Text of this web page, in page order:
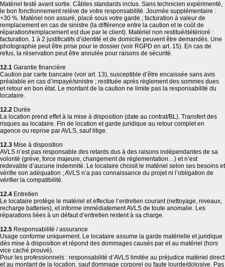
Matériel testé avant sortie. Câbles standards inclus. Sans technicien expérimenté,
le bon fonctionnement relève de votre responsabilité. Journée supplémentaire :
+30 %. Matériel non assuré, placé sous votre garde ; facturation à valeur de
remplacement en cas de sinistre (la différence entre la caution et le coût de
réparation/remplacement est due par le client). Matériel non restitué/détérioré :
facturation. 1 à 2 justificatifs d’identité et de domicile peuvent être demandés. Une
photographie peut être prise pour le dossier (voir RGPD en art. 15). En cas de
refus, la réservation peut être annulée pour raisons de sécurité.
12.1 Garantie financière
Caution par carte bancaire (voir art. 13), susceptible d’être encaissée sans avis
préalable en cas d’impayé/sinistre ; restituée après règlement des sommes dues
et retour en bon état. Le montant de la caution ne limite pas la responsabilité du
locataire.
12.2 Durée
La location prend effet à la mise à disposition (date au contrat/BL). Transfert des
risques au locataire. Fin de location et garde juridique au retour complet en
agence ou reprise par AVLS, sauf litige.
12.3 Mise à disposition
AVLS n’est pas responsable des retards dus à des raisons indépendantes de sa
volonté (grève, force majeure, changement de réglementation…) et n’est
redevable d’aucune indemnité. Le locataire choisit le matériel selon ses besoins et
vérifie son adéquation ; AVLS n’a pas connaissance du projet ni l’obligation de
vérifier la compatibilité.
12.4 Entretien
Le locataire protège le matériel et effectue l’entretien courant (nettoyage, niveaux,
recharge batteries), et informe immédiatement AVLS de toute anomalie. Les
réparations liées à un défaut d’entretien restent à sa charge.
12.5 Responsabilité / assurance
Usage conforme uniquement. Le locataire assume la garde matérielle et juridique
dès mise à disposition et répond des dommages causés par et au matériel (hors
vice caché prouvé).
Pour les professionnels : responsabilité d’AVLS limitée au préjudice matériel direct
et au montant de la location, sauf dommage corporel ou faute lourde/dolosive. Pas